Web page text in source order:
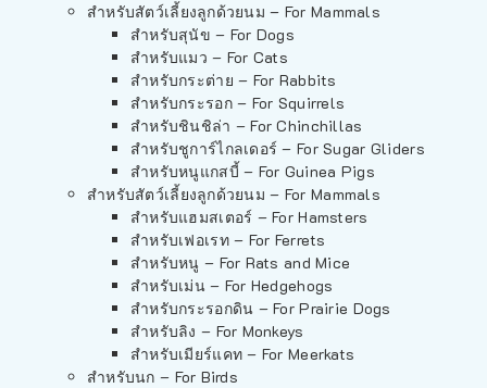
สำหรับสัตว์เลี้ยงลูกด้วยนม – For Mammals
สำหรับสุนัข – For Dogs
สำหรับแมว – For Cats
สำหรับกระต่าย – For Rabbits
สำหรับกระรอก – For Squirrels
สำหรับชินชิล่า – For Chinchillas
สำหรับชูการ์ไกลเดอร์ – For Sugar Gliders
สำหรับหนูแกสบี้ – For Guinea Pigs
สำหรับสัตว์เลี้ยงลูกด้วยนม – For Mammals
สำหรับแฮมสเตอร์ – For Hamsters
สำหรับเฟอเรท – For Ferrets
สำหรับหนู – For Rats and Mice
สำหรับเม่น – For Hedgehogs
สำหรับกระรอกดิน – For Prairie Dogs
สำหรับลิง – For Monkeys
สำหรับเมียร์แคท – For Meerkats
สำหรับนก – For Birds